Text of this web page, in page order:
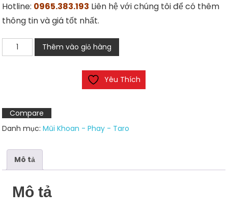
Hotline: 0965.383.193 Liên hệ với chúng tôi để có thêm
thông tin và giá tốt nhất.
phay
3
me
số
Thêm vào giỏ hàng
Yêu Thích
Compare
Danh mục:Mũi Khoan - Phay - Taro
Mô tả
Mô tả